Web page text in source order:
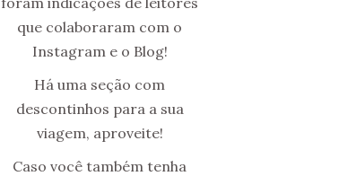
que colaboraram com o
Instagram e o Blog!
Há uma seção com
descontinhos para a sua
viagem, aproveite!
Caso você também tenha